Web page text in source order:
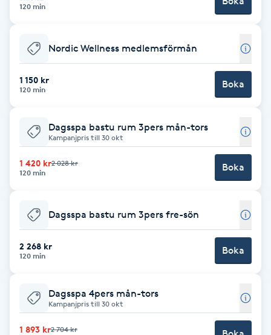
Funktionsanalys
Färgning
Gel naglar
Gellack
Gravidmassage
120 min
Nordic Wellness medlemsförmån
1 150 kr
120 min Boka
Dagsspa bastu rum 3pers mån-tors
Kampanjpris till 30 okt
1 420 kr2 028 kr
120 min
Boka
Dagsspa bastu rum 3pers fre-sön
2 268 kr
120 min Boka
Dagsspa 4pers mån-tors
Kampanjpris till 30 okt
1 893 kr2 704 kr